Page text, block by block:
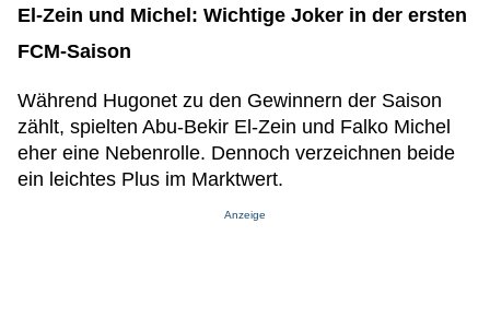
El-Zein und Michel: Wichtige Joker in der ersten
FCM-Saison
Während Hugonet zu den Gewinnern der Saison
zählt, spielten Abu-Bekir El-Zein und Falko Michel
eher eine Nebenrolle. Dennoch verzeichnen beide
ein leichtes Plus im Marktwert.
Anzeige